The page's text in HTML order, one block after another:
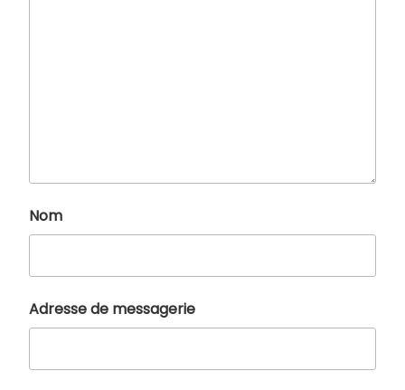
Nom
Adresse de messagerie